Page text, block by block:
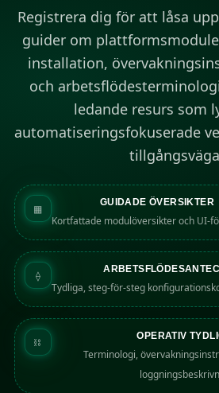
Registrera dig för att låsa
guider om
installation,
och
ledande resurs som
automatiseringsfokuserade
▦ GUIDADE ÖVERSIKTER
Kortfattade modulöversikter och UI-
⟠
Tydliga, steg-för-steg
⛓ OPERATIV
Terminologi,